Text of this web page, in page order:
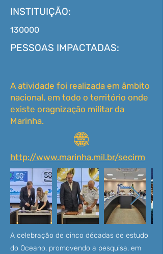
INSTITUIÇÃO:
130000
PESSOAS IMPACTADAS:
A atividade foi realizada em âmbito
nacional, em todo o território onde
existe oragnização militar da
Marinha.
http://www.marinha.mil.br/secirm
A celebração de cinco décadas de estudo
do Oceano, promovendo a pesquisa, em